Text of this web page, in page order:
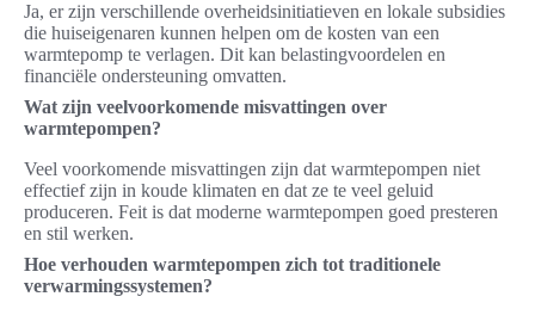
Ja, er zijn verschillende overheidsinitiatieven en lokale subsidies
die huiseigenaren kunnen helpen om de kosten van een
warmtepomp te verlagen. Dit kan belastingvoordelen en
financiële ondersteuning omvatten.
Wat zijn veelvoorkomende misvattingen over
warmtepompen?
Veel voorkomende misvattingen zijn dat warmtepompen niet
effectief zijn in koude klimaten en dat ze te veel geluid
produceren. Feit is dat moderne warmtepompen goed presteren
en stil werken.
Hoe verhouden warmtepompen zich tot traditionele
verwarmingssystemen?